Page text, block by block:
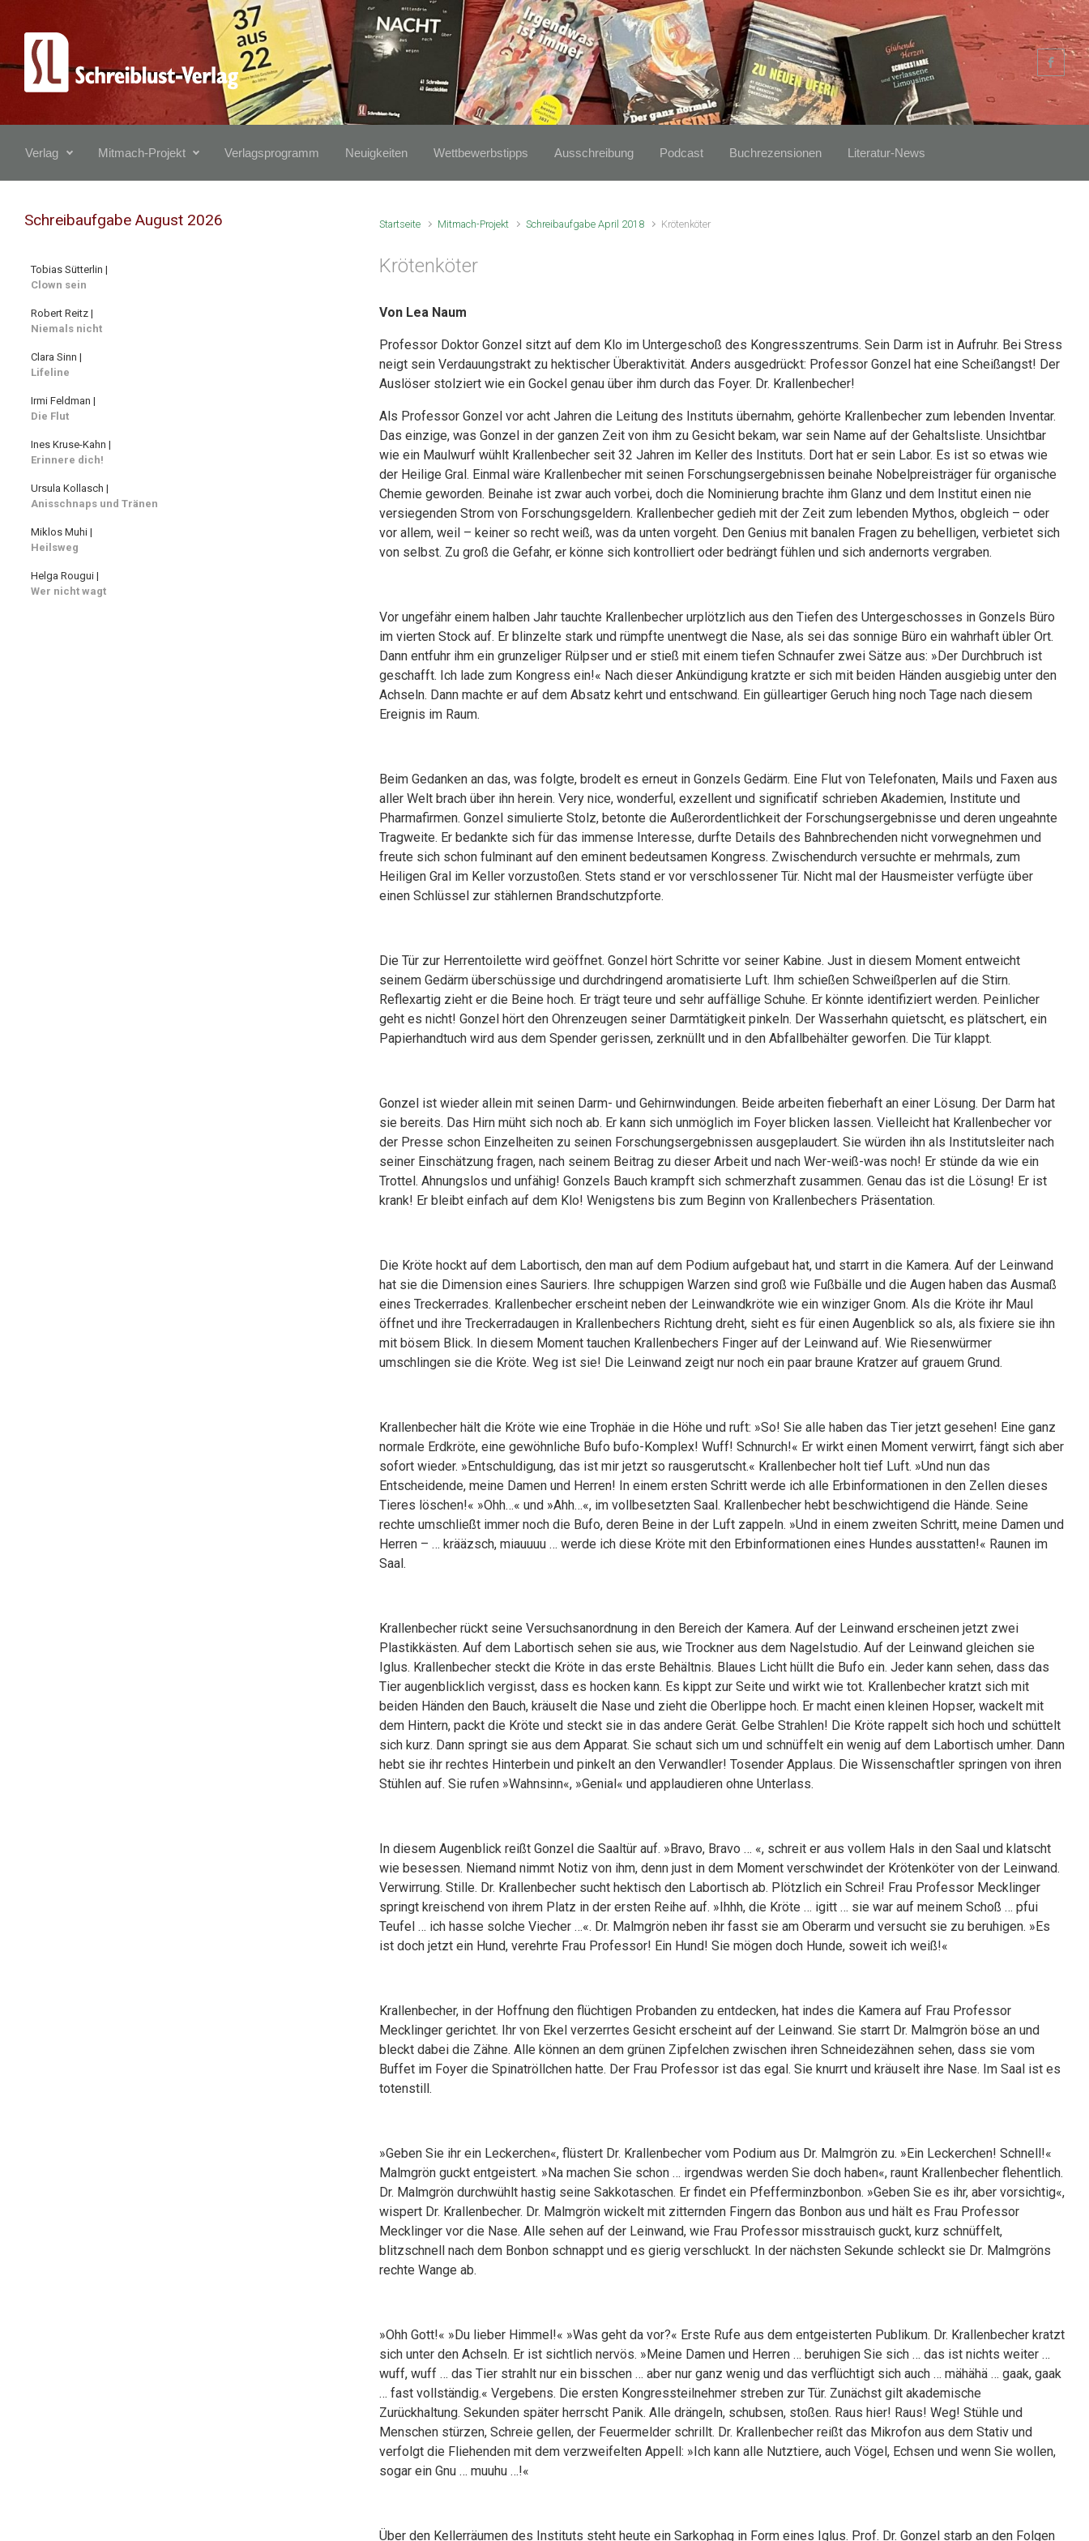
Zum Hauptinhalt springen
Verlag Mitmach-Projekt Verlagsprogramm Neuigkeiten Wettbewerbstipps Ausschreibung Podcast Buchrezensionen Literatur-News
Startseite Mitmach-Projekt Schreibaufgabe April 2018 Krötenköter
Krötenköter
Von Lea Naum
Professor Doktor Gonzel sitzt auf dem Klo im Untergeschoß des Kongresszentrums. Sein Darm ist in Aufruhr. Bei Stress
neigt sein Verdauungstrakt zu hektischer Überaktivität. Anders ausgedrückt: Professor Gonzel hat eine Scheißangst! Der
Auslöser stolziert wie ein Gockel genau über ihm durch das Foyer. Dr. Krallenbecher!
Als Professor Gonzel vor acht Jahren die Leitung des Instituts übernahm, gehörte Krallenbecher zum lebenden Inventar.
Das einzige, was Gonzel in der ganzen Zeit von ihm zu Gesicht bekam, war sein Name auf der Gehaltsliste. Unsichtbar
wie ein Maulwurf wühlt Krallenbecher seit 32 Jahren im Keller des Instituts. Dort hat er sein Labor. Es ist so etwas wie
der Heilige Gral. Einmal wäre Krallenbecher mit seinen Forschungsergebnissen beinahe Nobelpreisträger für organische
Chemie geworden. Beinahe ist zwar auch vorbei, doch die Nominierung brachte ihm Glanz und dem Institut einen nie
versiegenden Strom von Forschungsgeldern. Krallenbecher gedieh mit der Zeit zum lebenden Mythos, obgleich – oder
vor allem, weil – keiner so recht weiß, was da unten vorgeht. Den Genius mit banalen Fragen zu behelligen, verbietet sich
von selbst. Zu groß die Gefahr, er könne sich kontrolliert oder bedrängt fühlen und sich andernorts vergraben.
Vor ungefähr einem halben Jahr tauchte Krallenbecher urplötzlich aus den Tiefen des Untergeschosses in Gonzels Büro
im vierten Stock auf. Er blinzelte stark und rümpfte unentwegt die Nase, als sei das sonnige Büro ein wahrhaft übler Ort.
Dann entfuhr ihm ein grunzeliger Rülpser und er stieß mit einem tiefen Schnaufer zwei Sätze aus: »Der Durchbruch ist
geschafft. Ich lade zum Kongress ein!« Nach dieser Ankündigung kratzte er sich mit beiden Händen ausgiebig unter den
Achseln. Dann machte er auf dem Absatz kehrt und entschwand. Ein gülleartiger Geruch hing noch Tage nach diesem
Ereignis im Raum.
Beim Gedanken an das, was folgte, brodelt es erneut in Gonzels Gedärm. Eine Flut von Telefonaten, Mails und Faxen aus
aller Welt brach über ihn herein. Very nice, wonderful, exzellent und significatif schrieben Akademien, Institute und
Pharmafirmen. Gonzel simulierte Stolz, betonte die Außerordentlichkeit der Forschungsergebnisse und deren ungeahnte
Tragweite. Er bedankte sich für das immense Interesse, durfte Details des Bahnbrechenden nicht vorwegnehmen und
freute sich schon fulminant auf den eminent bedeutsamen Kongress. Zwischendurch versuchte er mehrmals, zum
Heiligen Gral im Keller vorzustoßen. Stets stand er vor verschlossener Tür. Nicht mal der Hausmeister verfügte über
einen Schlüssel zur stählernen Brandschutzpforte.
Die Tür zur Herrentoilette wird geöffnet. Gonzel hört Schritte vor seiner Kabine. Just in diesem Moment entweicht
seinem Gedärm überschüssige und durchdringend aromatisierte Luft. Ihm schießen Schweißperlen auf die Stirn.
Reflexartig zieht er die Beine hoch. Er trägt teure und sehr auffällige Schuhe. Er könnte identifiziert werden. Peinlicher
geht es nicht! Gonzel hört den Ohrenzeugen seiner Darmtätigkeit pinkeln. Der Wasserhahn quietscht, es plätschert, ein
Papierhandtuch wird aus dem Spender gerissen, zerknüllt und in den Abfallbehälter geworfen. Die Tür klappt.
Gonzel ist wieder allein mit seinen Darm- und Gehirnwindungen. Beide arbeiten fieberhaft an einer Lösung. Der Darm hat
sie bereits. Das Hirn müht sich noch ab. Er kann sich unmöglich im Foyer blicken lassen. Vielleicht hat Krallenbecher vor
der Presse schon Einzelheiten zu seinen Forschungsergebnissen ausgeplaudert. Sie würden ihn als Institutsleiter nach
seiner Einschätzung fragen, nach seinem Beitrag zu dieser Arbeit und nach Wer-weiß-was noch! Er stünde da wie ein
Trottel. Ahnungslos und unfähig! Gonzels Bauch krampft sich schmerzhaft zusammen. Genau das ist die Lösung! Er ist
krank! Er bleibt einfach auf dem Klo! Wenigstens bis zum Beginn von Krallenbechers Präsentation.
Die Kröte hockt auf dem Labortisch, den man auf dem Podium aufgebaut hat, und starrt in die Kamera. Auf der Leinwand
hat sie die Dimension eines Sauriers. Ihre schuppigen Warzen sind groß wie Fußbälle und die Augen haben das Ausmaß
eines Treckerrades. Krallenbecher erscheint neben der Leinwandkröte wie ein winziger Gnom. Als die Kröte ihr Maul
öffnet und ihre Treckerradaugen in Krallenbechers Richtung dreht, sieht es für einen Augenblick so als, als fixiere sie ihn
mit bösem Blick. In diesem Moment tauchen Krallenbechers Finger auf der Leinwand auf. Wie Riesenwürmer
umschlingen sie die Kröte. Weg ist sie! Die Leinwand zeigt nur noch ein paar braune Kratzer auf grauem Grund.
Krallenbecher hält die Kröte wie eine Trophäe in die Höhe und ruft: »So! Sie alle haben das Tier jetzt gesehen! Eine ganz
normale Erdkröte, eine gewöhnliche Bufo bufo-Komplex! Wuff! Schnurch!« Er wirkt einen Moment verwirrt, fängt sich aber
sofort wieder. »Entschuldigung, das ist mir jetzt so rausgerutscht.« Krallenbecher holt tief Luft. »Und nun das
Entscheidende, meine Damen und Herren! In einem ersten Schritt werde ich alle Erbinformationen in den Zellen dieses
Tieres löschen!« »Ohh…« und »Ahh…«, im vollbesetzten Saal. Krallenbecher hebt beschwichtigend die Hände. Seine
rechte umschließt immer noch die Bufo, deren Beine in der Luft zappeln. »Und in einem zweiten Schritt, meine Damen und
Herren – … krääzsch, miauuuu … werde ich diese Kröte mit den Erbinformationen eines Hundes ausstatten!« Raunen im
Saal.
Krallenbecher rückt seine Versuchsanordnung in den Bereich der Kamera. Auf der Leinwand erscheinen jetzt zwei
Plastikkästen. Auf dem Labortisch sehen sie aus, wie Trockner aus dem Nagelstudio. Auf der Leinwand gleichen sie
Iglus. Krallenbecher steckt die Kröte in das erste Behältnis. Blaues Licht hüllt die Bufo ein. Jeder kann sehen, dass das
Tier augenblicklich vergisst, dass es hocken kann. Es kippt zur Seite und wirkt wie tot. Krallenbecher kratzt sich mit
beiden Händen den Bauch, kräuselt die Nase und zieht die Oberlippe hoch. Er macht einen kleinen Hopser, wackelt mit
dem Hintern, packt die Kröte und steckt sie in das andere Gerät. Gelbe Strahlen! Die Kröte rappelt sich hoch und schüttelt
sich kurz. Dann springt sie aus dem Apparat. Sie schaut sich um und schnüffelt ein wenig auf dem Labortisch umher. Dann
hebt sie ihr rechtes Hinterbein und pinkelt an den Verwandler! Tosender Applaus. Die Wissenschaftler springen von ihren
Stühlen auf. Sie rufen »Wahnsinn«, »Genial« und applaudieren ohne Unterlass.
In diesem Augenblick reißt Gonzel die Saaltür auf. »Bravo, Bravo … «, schreit er aus vollem Hals in den Saal und klatscht
wie besessen. Niemand nimmt Notiz von ihm, denn just in dem Moment verschwindet der Krötenköter von der Leinwand.
Verwirrung. Stille. Dr. Krallenbecher sucht hektisch den Labortisch ab. Plötzlich ein Schrei! Frau Professor Mecklinger
springt kreischend von ihrem Platz in der ersten Reihe auf. »Ihhh, die Kröte … igitt … sie war auf meinem Schoß … pfui
Teufel … ich hasse solche Viecher …«. Dr. Malmgrön neben ihr fasst sie am Oberarm und versucht sie zu beruhigen. »Es
ist doch jetzt ein Hund, verehrte Frau Professor! Ein Hund! Sie mögen doch Hunde, soweit ich weiß!«
Krallenbecher, in der Hoffnung den flüchtigen Probanden zu entdecken, hat indes die Kamera auf Frau Professor
Mecklinger gerichtet. Ihr von Ekel verzerrtes Gesicht erscheint auf der Leinwand. Sie starrt Dr. Malmgrön böse an und
bleckt dabei die Zähne. Alle können an dem grünen Zipfelchen zwischen ihren Schneidezähnen sehen, dass sie vom
Buffet im Foyer die Spinatröllchen hatte. Der Frau Professor ist das egal. Sie knurrt und kräuselt ihre Nase. Im Saal ist es
totenstill.
»Geben Sie ihr ein Leckerchen«, flüstert Dr. Krallenbecher vom Podium aus Dr. Malmgrön zu. »Ein Leckerchen! Schnell!«
Malmgrön guckt entgeistert. »Na machen Sie schon … irgendwas werden Sie doch haben«, raunt Krallenbecher flehentlich.
Dr. Malmgrön durchwühlt hastig seine Sakkotaschen. Er findet ein Pfefferminzbonbon. »Geben Sie es ihr, aber vorsichtig«,
wispert Dr. Krallenbecher. Dr. Malmgrön wickelt mit zitternden Fingern das Bonbon aus und hält es Frau Professor
Mecklinger vor die Nase. Alle sehen auf der Leinwand, wie Frau Professor misstrauisch guckt, kurz schnüffelt,
blitzschnell nach dem Bonbon schnappt und es gierig verschluckt. In der nächsten Sekunde schleckt sie Dr. Malmgröns
rechte Wange ab.
»Ohh Gott!« »Du lieber Himmel!« »Was geht da vor?« Erste Rufe aus dem entgeisterten Publikum. Dr. Krallenbecher kratzt
sich unter den Achseln. Er ist sichtlich nervös. »Meine Damen und Herren … beruhigen Sie sich … das ist nichts weiter …
wuff, wuff … das Tier strahlt nur ein bisschen … aber nur ganz wenig und das verflüchtigt sich auch … mähähä … gaak, gaak
… fast vollständig.« Vergebens. Die ersten Kongressteilnehmer streben zur Tür. Zunächst gilt akademische
Zurückhaltung. Sekunden später herrscht Panik. Alle drängeln, schubsen, stoßen. Raus hier! Raus! Weg! Stühle und
Menschen stürzen, Schreie gellen, der Feuermelder schrillt. Dr. Krallenbecher reißt das Mikrofon aus dem Stativ und
verfolgt die Fliehenden mit dem verzweifelten Appell: »Ich kann alle Nutztiere, auch Vögel, Echsen und wenn Sie wollen,
sogar ein Gnu … muuhu …!«
Über den Kellerräumen des Instituts steht heute ein Sarkophag in Form eines Iglus. Prof. Dr. Gonzel starb an den Folgen
Schreibaufgabe August 2026
Tobias Sütterlin |
Clown sein
Robert Reitz |
Niemals nicht
Clara Sinn |
Lifeline
Irmi Feldman |
Die Flut
Ines Kruse-Kahn |
Erinnere dich!
Ursula Kollasch |
Anisschnaps und Tränen
Miklos Muhi |
Heilsweg
Helga Rougui |
Wer nicht wagt